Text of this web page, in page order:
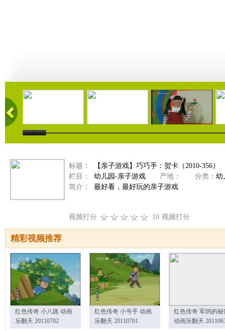
05:37 10:16 04:22
标题：
【亲子游戏】巧巧手：贺卡（2010-356）
栏目：
幼儿园-亲子游戏 产地： 分类： 幼
简介：
最好看，最好玩的亲子游戏
视频打分 10 视频打分
精彩视频推荐
红色传奇 小八路 动画
乐翻天 20110702
红色传奇 小号手 动画
乐翻天 20110701
红色传奇 军鸽的秘
动画乐翻天